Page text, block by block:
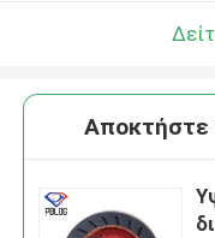
Αποκτήστε